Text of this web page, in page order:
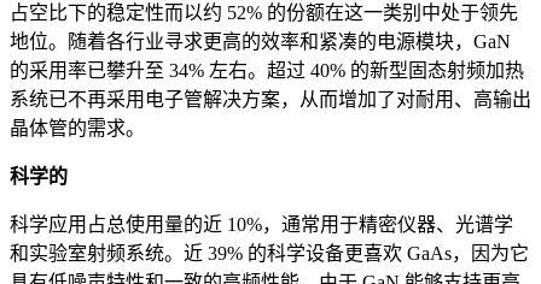
占空比下的稳定性而以约 52% 的份额在这一类别中处于领先
地位。随着各行业寻求更高的效率和紧凑的电源模块，GaN
的采用率已攀升至 34% 左右。超过 40% 的新型固态射频加热
系统已不再采用电子管解决方案，从而增加了对耐用、高输出
晶体管的需求。
科学的
科学应用占总使用量的近 10%，通常用于精密仪器、光谱学
和实验室射频系统。近 39% 的科学设备更喜欢 GaAs，因为它